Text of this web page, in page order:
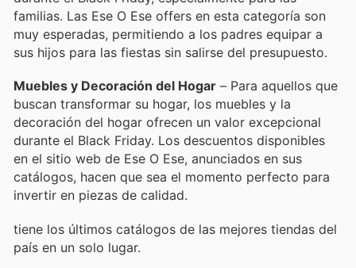
familias. Las Ese O Ese offers en esta categoría son
muy esperadas, permitiendo a los padres equipar a
sus hijos para las fiestas sin salirse del presupuesto.
Muebles y Decoración del Hogar – Para aquellos que
buscan transformar su hogar, los muebles y la
decoración del hogar ofrecen un valor excepcional
durante el Black Friday. Los descuentos disponibles
en el sitio web de Ese O Ese, anunciados en sus
catálogos, hacen que sea el momento perfecto para
invertir en piezas de calidad.
tiene los últimos catálogos de las mejores tiendas del
país en un solo lugar.